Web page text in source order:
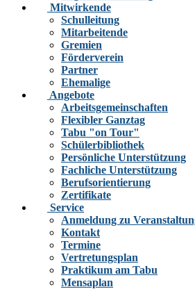
Mitwirkende
Schulleitung
Mitarbeitende
Gremien
Förderverein
Partner
Ehemalige
Angebote
Arbeitsgemeinschaften
Flexibler Ganztag
Tabu "on Tour"
Schülerbibliothek
Persönliche Unterstützung
Fachliche Unterstützung
Berufsorientierung
Zertifikate
Service
Anmeldung zu
Kontakt
Termine
Vertretungsplan
Praktikum am Tabu
Mensaplan